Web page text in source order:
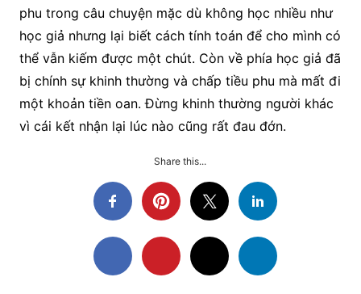
phu trong câu chuyện mặc dù không học nhiều như
học giả nhưng lại biết cách tính toán để cho mình có
thể vẫn kiếm được một chút. Còn về phía học giả đã
bị chính sự khinh thường và chấp tiều phu mà mất đi
một khoản tiền oan. Đừng khinh thường người khác
vì cái kết nhận lại lúc nào cũng rất đau đớn.
Share this...